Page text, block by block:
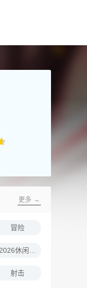
更多 →
冒险
射击